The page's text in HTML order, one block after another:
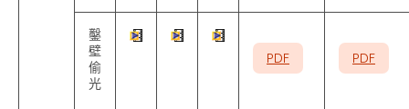
鑿
壁
偷
光
PDF PDF